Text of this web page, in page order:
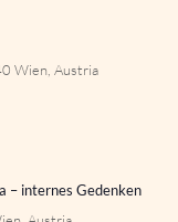
Wien, Austria
– internes Gedenken